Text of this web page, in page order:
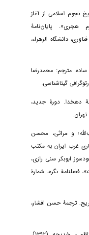
فاطمه (۱۳۹۰). «تاریخ نجوم اسلامی از آغاز
پایان‌نامۀ
دانشگاه الزهراء،
به زبان ساده. مترجم: محمدرضا
گیتاشناسی.
لغت‌نامۀ دهخدا. دورۀ جدید،
و مراثی، محسن
غرب ایران به مکتب
ابوبکر سنی رازی،
فصلنامۀ نگره، شمارۀ
علم کمبریج. ترجمۀ حسن افشار،